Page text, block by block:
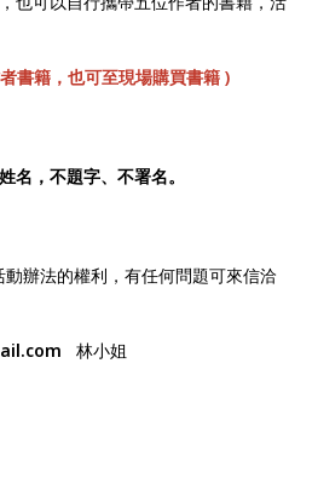
書籍，也可至現場購買書籍 )
名，不題字、不署名。
辦法的權利，有任何問題可來信洽
林小姐